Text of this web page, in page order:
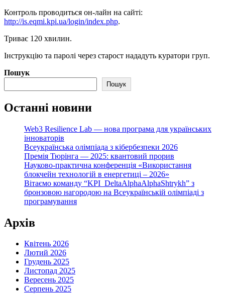
Контроль проводиться он-лайн на сайті:
http://is.eqmi.kpi.ua/login/index.php.
Триває 120 хвилин.
Інструкцію та паролі через старост нададуть куратори груп.
Пошук
Пошук
Останні новини
Web3 Resilience Lab — нова програма для українських
інноваторів
Всеукраїнська олімпіада з кібербезпеки 2026
Премія Тюрінга — 2025: квантовий прорив
Науково-практична конференція «Використання
блокчейн технологій в енергетиці – 2026»
Вітаємо команду “KPI_DeltaAlphaAlphaShtrykh” з
бронзовою нагородою на Всеукраїнській олімпіаді з
програмування
Архів
Квітень 2026
Лютий 2026
Грудень 2025
Листопад 2025
Вересень 2025
Серпень 2025